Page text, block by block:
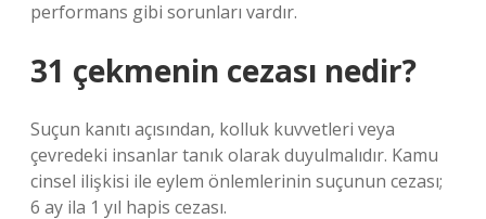
performans gibi sorunları vardır.
31 çekmenin cezası nedir?
Suçun kanıtı açısından, kolluk kuvvetleri veya
çevredeki insanlar tanık olarak duyulmalıdır. Kamu
cinsel ilişkisi ile eylem önlemlerinin suçunun cezası;
6 ay ila 1 yıl hapis cezası.